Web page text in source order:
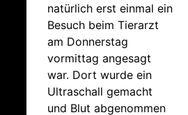
natürlich erst einmal ein
Besuch beim Tierarzt
am Donnerstag
vormittag angesagt
war. Dort wurde ein
Ultraschall gemacht
und Blut abgenommen